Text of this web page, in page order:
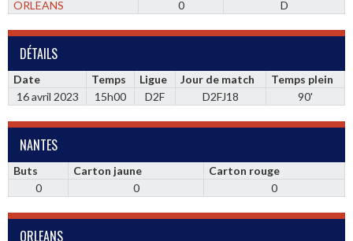
ORLEANS
0 D
DÉTAILS
Date Temps Ligue Jour de match
Temps plein
16 avril 2023
15h00 D2F D2FJ18 90'
NANTES
Buts Carton jaune
Carton rouge
0
0 0
ORLEANS